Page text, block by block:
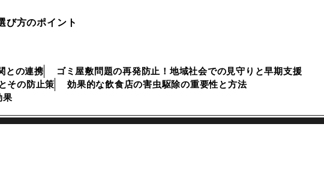
び方のポイント
との連携
ゴミ屋敷問題の再発防止！地域社会での見守りと早期支援
その防止策
効果的な飲食店の害虫駆除の重要性と方法
果